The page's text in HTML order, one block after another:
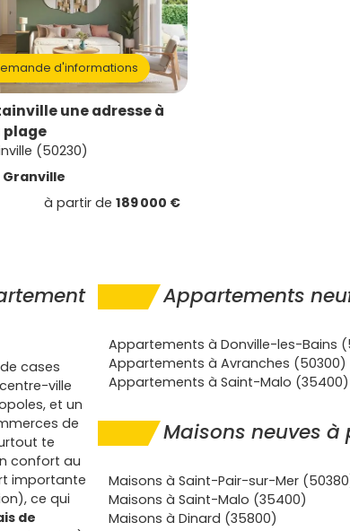
d'informations
une adresse à
plage
(50230)
Granville
à partir de 189 000 €
cases
ville
et un
de
te
confort au
importante
ce qui
de
Appartements
Appartements à Donville-les-Bains
Appartements à Avranches (50300)
Appartements à Saint-Malo (35400)
Maisons neuves
Maisons à Saint-Pair-sur-Mer
Maisons à Saint-Malo (35400)
Maisons à Dinard (35800)